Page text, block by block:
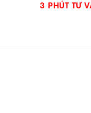
3 PHÚT TƯ